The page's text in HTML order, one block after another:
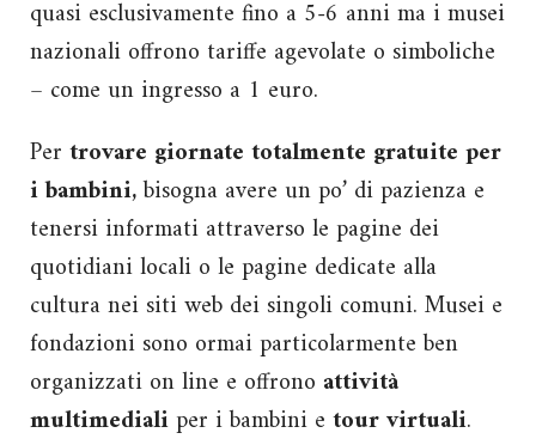
quasi esclusivamente fino a 5-6 anni ma i musei
nazionali offrono tariffe agevolate o simboliche
– come un ingresso a 1 euro.
Per trovare giornate totalmente gratuite per
i bambini,bisogna avere un po’ di pazienza e
tenersi informati attraverso le pagine dei
quotidiani locali o le pagine dedicate alla
cultura nei siti web dei singoli comuni. Musei e
fondazioni sono ormai particolarmente ben
organizzati on line e offrono attività
multimedialiper i bambini e tour virtuali.